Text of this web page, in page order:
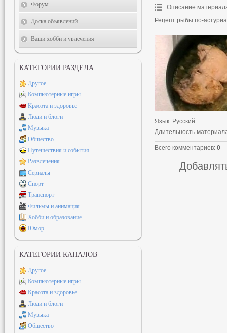
Описание
Рецепт рыбы по-
Язык: Русский
Длительность
Всего комментариев: 0
Форум
Доска объявлений
Ваши хобби и увлечения
КАТЕГОРИИ РАЗДЕЛА
Другое
Компьютерные игры
Красота и здоровье
Люди и блоги
Музыка
Общество
Путешествия и события
Развлечения
Сериалы
Спорт
Транспорт
Фильмы и анимация
Хобби и образование
Юмор
КАТЕГОРИИ КАНАЛОВ
Другое
Компьютерные игры
Красота и здоровье
Люди и блоги
Музыка
Общество